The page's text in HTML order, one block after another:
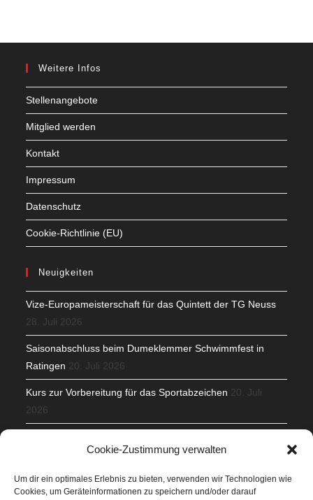
Cookie-Zustimmung verwalten
Um dir ein optimales Erlebnis zu bieten, verwenden wir Technologien wie
Cookies, um Geräteinformationen zu speichern und/oder darauf
Weitere Infos
Stellenangebote
Mitglied werden
Kontakt
Impressum
Datenschutz
Cookie-Richtlinie (EU)
Neuigkeiten
Vize-Europameisterschaft für das Quintett der TG Neuss
28. Juli 2026
Saisonabschluss beim Dumeklemmer Schwimmfest in
Ratingen 20. Juli 2026
Kurs zur Vorbereitung für das Sportabzeichen 20. Juli
2026